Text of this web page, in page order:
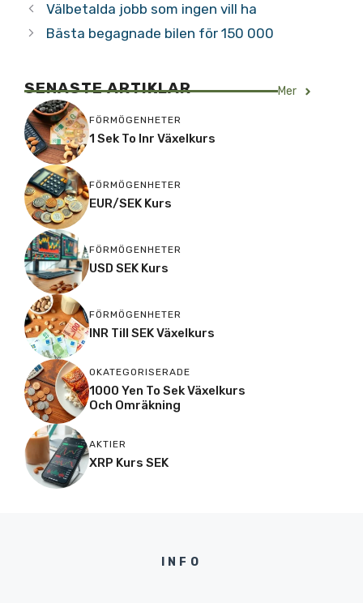
Välbetalda jobb som ingen vill ha
Bästa begagnade bilen för 150 000
SENASTE ARTIKLAR Mer
FÖRMÖGENHETER
1 Sek To Inr Växelkurs
FÖRMÖGENHETER
EUR/SEK Kurs
FÖRMÖGENHETER
USD SEK Kurs
FÖRMÖGENHETER
INR Till SEK Växelkurs
OKATEGORISERADE
1000 Yen To Sek Växelkurs
Och Omräkning
AKTIER
XRP Kurs SEK
INFO